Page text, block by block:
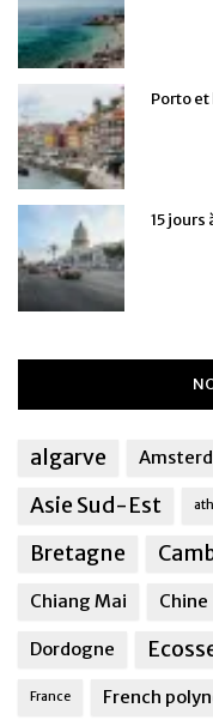
Porto
15
algarve
Asie Sud-Est
Bretagne
Chiang Mai Chine
Dordogne
France French